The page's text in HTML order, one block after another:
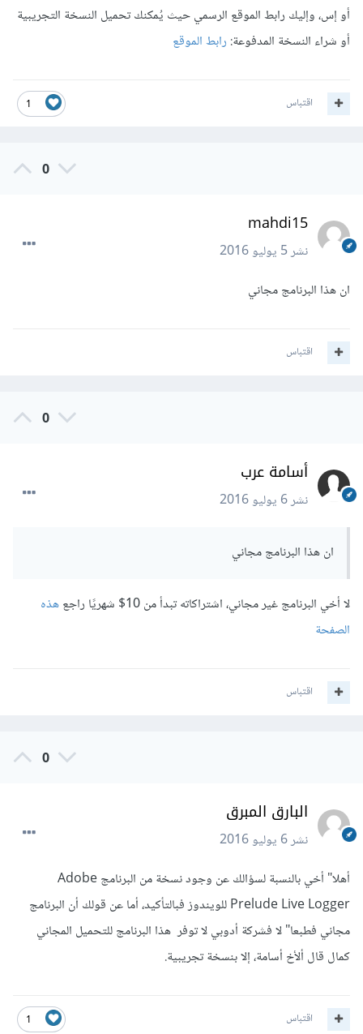
أو إس، وإليك رابط الموقع الرسمي حيث يُمكنك تحميل النسخة التجريبية
أو شراء النسخة المدفوعة: رابط الموقع
1 اقتباس
0
mahdi15
نشر5 يوليو 2016
ان هذا البرنامج مجاني
اقتباس
0
أسامة عرب
نشر6 يوليو 2016
ان هذا البرنامج مجاني
لا أخي البرنامج غير مجاني، اشتراكاته تبدأ من 10$ شهريًا راجع
هذه
الصفحة
اقتباس
0
البارق المبرق
نشر6 يوليو 2016
أهلا" أخي بالنسبة لسؤالك عن وجود نسخة من البرنامج Adobe
Prelude Live Logger للويندوز فبالتأكيد، أما عن قولك أن البرنامج
مجاني فطبعا" لا فشركة أدوبي لا توفر هذا البرنامج للتحميل المجاني
كمال قال ألأخ أسامة، إلا بنسخة تجريبية.
1 اقتباس